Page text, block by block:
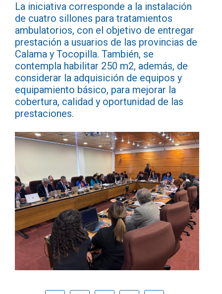
La iniciativa corresponde a la instalación
de cuatro sillones para tratamientos
ambulatorios, con el objetivo de entregar
prestación a usuarios de las provincias de
Calama y Tocopilla. También, se
contempla habilitar 250 m2, además, de
considerar la adquisición de equipos y
equipamiento básico, para mejorar la
cobertura, calidad y oportunidad de las
prestaciones.